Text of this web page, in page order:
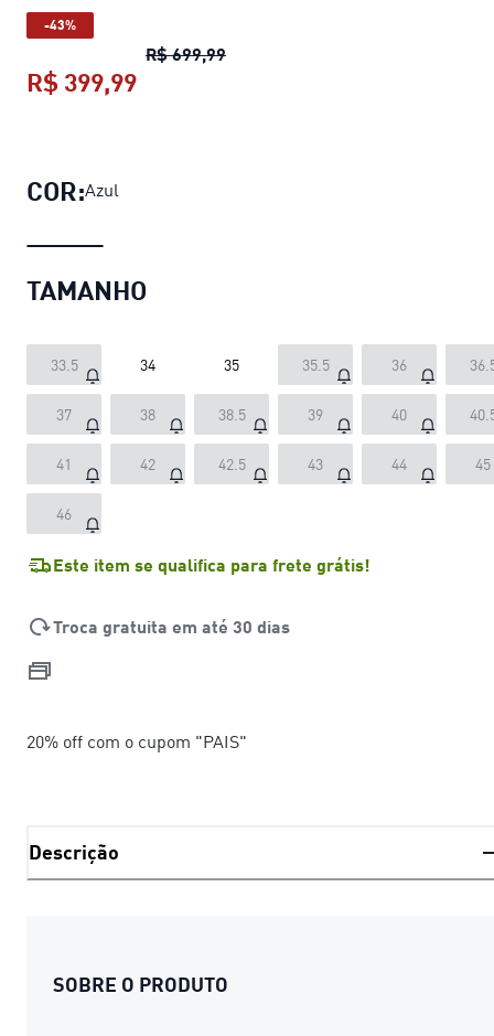
-43%
R$ 699,99Tênis Velophasis
R$ 399,99
COR:Azul
TAMANHO
33.5 34 35 35.5 36
37 38 38.5 39 40
41 42 42.5 43 44 45
46
Este item se qualifica para frete grátis!
Troca gratuita em até 30 dias
20% off com o cupom "PAIS"
Descrição
SOBRE O PRODUTO